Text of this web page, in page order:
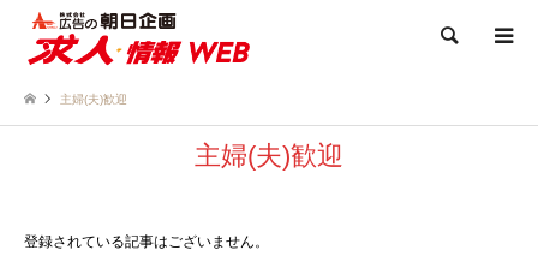
検索
主婦(夫)歓迎
主婦(夫)歓迎
登録されている記事はございません。